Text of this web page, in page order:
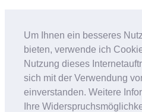
Um Ihnen ein besseres
bieten, verwende ich
Nutzung dieses
sich mit der Verwendung
einverstanden. Weitere
Ihre
Foto- &
Bubrowski